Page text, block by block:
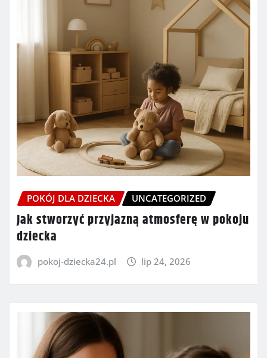
POKÓJ DLA DZIECKA UNCATEGORIZED
Jak stworzyć przyjazną atmosferę w pokoju
dziecka
pokoj-dziecka24.pl lip 24, 2026